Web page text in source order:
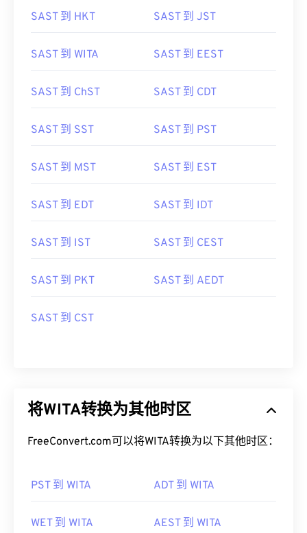
SAST 到 HKT SAST 到 JST
SAST 到 WITA SAST 到 EEST
SAST 到 ChST SAST 到 CDT
SAST 到 SST SAST 到 PST
SAST 到 MST SAST 到 EST
SAST 到 EDT SAST 到 IDT
SAST 到 IST SAST 到 CEST
SAST 到 PKT SAST 到 AEDT
SAST 到 CST
将WITA转换为其他时区
FreeConvert.com可以将WITA转换为以下其他时区：
PST 到 WITA ADT 到 WITA
WET 到 WITA AEST 到 WITA